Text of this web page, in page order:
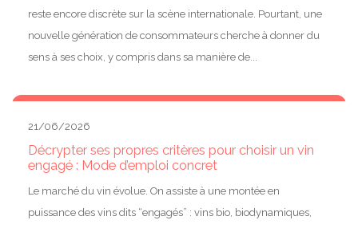
reste encore discrète sur la scène internationale. Pourtant, une
nouvelle génération de consommateurs cherche à donner du
sens à ses choix, y compris dans sa manière de...
21/06/2026
Décrypter ses propres critères pour choisir un vin
engagé : Mode d’emploi concret
Le marché du vin évolue. On assiste à une montée en
puissance des vins dits “engagés” : vins bio, biodynamiques,